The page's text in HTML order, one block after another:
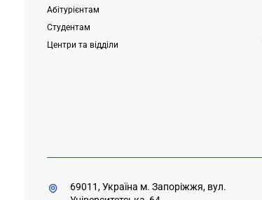
Абітурієнтам
Студентам
Центри та відділи
69011, Україна м. Запоріжжя, вул.